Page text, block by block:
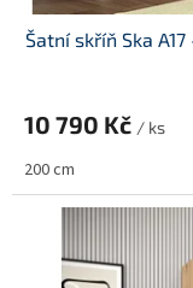
Šatní skříň Ska
10 790 Kč / ks
200 cm